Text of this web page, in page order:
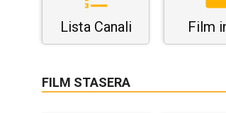
Lista Canali Film
FILM STASERA